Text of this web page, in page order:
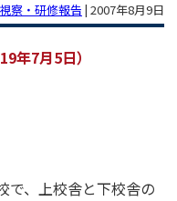
視察・研修報告 | 2007年8月9日
7月5日）
で、上校舎と下校舎の